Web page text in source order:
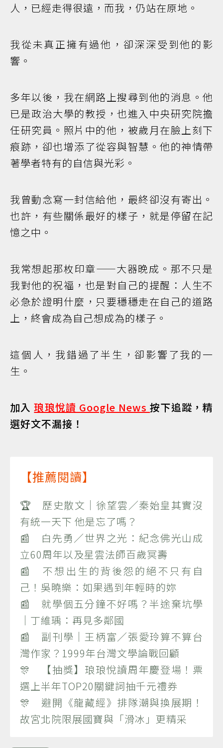
人，已經走得很遠，而我，仍站在原地。
我從未真正擁有過他，卻深深受到他的影
響。
多年以後，我在網路上搜尋到他的消息。他
已是政治大學的教授，也進入中央研究院擔
任研究員。照片中的他，被歲月在臉上刻下
痕跡，卻也增添了從容與智慧。他的神情帶
著學者特有的自信與光彩。
我曾動念寫一封信給他，最終卻沒有寄出。
也許，有些關係最好的樣子，就是停留在記
憶之中。
我常想起那枚印章——大器晚成。那不只是
我對他的祝福，也是對自己的提醒：人生不
必急於證明什麼，只要穩穩走在自己的道路
上，終會成為自己想成為的樣子。
這個人，我錯過了半生，卻影響了我的一
生。
加入琅琅悅讀 Google News按下追蹤，精
選好文不漏接！
【推薦閱讀】
🏆 歷史散文｜徐望雲／秦始皇其實沒
有統一天下 他是忘了嗎？
📰 白先勇／世界之光：紀念佛光山成
立60周年以及星雲法師百歲冥壽
📰 不想出生的背後怨的絕不只有自
己！吳曉樂：如果遇到年輕時的妳
📰 就學個五分鐘不好嗎？半途棄坑學
｜丁維瑀：再見多鄰國
📰 副刊學｜王柄富／張愛玲算不算台
灣作家？1999年台灣文學論戰回顧
🎊 【抽獎】琅琅悅讀周年慶登場！票
選上半年TOP20關鍵詞抽千元禮券
🎊 避開《龍藏經》排隊潮與換展期！
故宮北院限展國寶與「滑冰」更精采